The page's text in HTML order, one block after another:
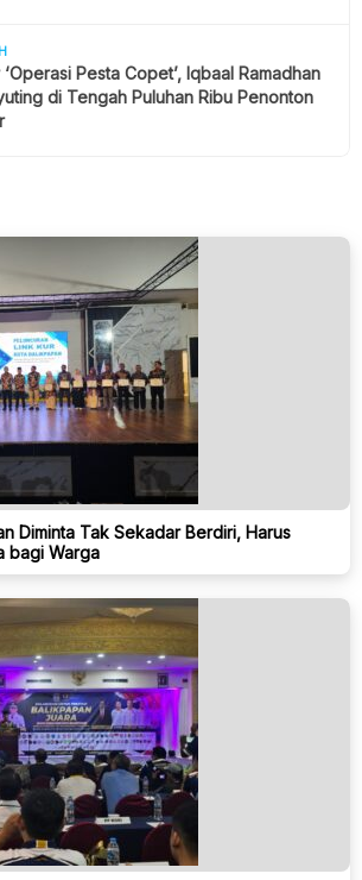
Pesta Copet’, Iqbaal Ramadhan
di Tengah Puluhan Ribu Penonton
Diminta Tak Sekadar Berdiri, Harus
bagi Warga